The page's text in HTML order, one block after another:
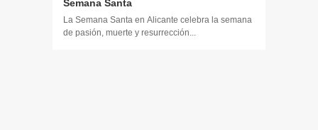
Semana Santa
La Semana Santa en Alicante celebra la semana
de pasión, muerte y resurrección...